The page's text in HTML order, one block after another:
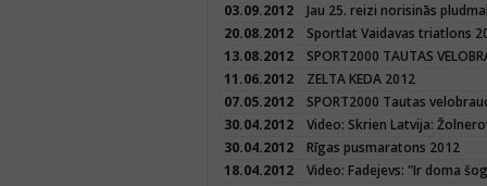
03.09.2012
Jau 25. reizi norisinās
20.08.2012
Sportlat Vaidavas triatlons
13.08.2012
SPORT2000 TAUTAS
11.06.2012
ZELTA KEDA 2012
07.05.2012
SPORT2000 Tautas
30.04.2012
Video: Skrien Latvija:
30.04.2012
Rīgas pusmaratons 2012
18.04.2012
Video: Fadejevs: "Ir doma